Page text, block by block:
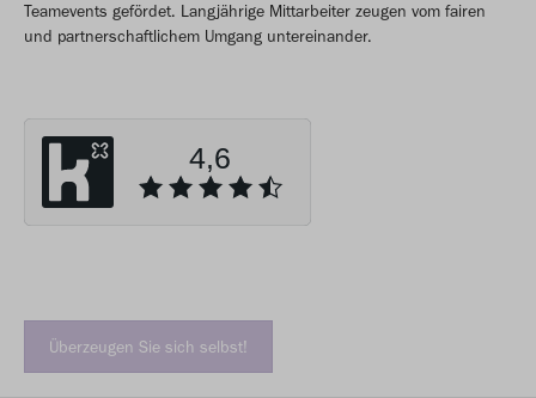
Teamevents gefördet. Langjährige Mittarbeiter zeugen vom fairen
und partnerschaftlichem Umgang untereinander.
Überzeugen Sie sich selbst!